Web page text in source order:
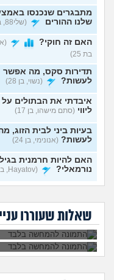
מתבגרים שנכנסו
שלנו ההורים
(שלי88, בת 40)
האם זה חוקי?
בת 25)
תדירות סקס, מה אפשר
לעשות?
(נשוי, בן 28)
איבדתי את הבתולים
ליווי (סתם מישהו, בן 17)
בעיות ביני לבית הזוג,
לעשות? (אנונימי, בן 24)
האם להיות חרמנית
נורמאלי?
(Hayatov, בת 40)
סוטה, בן 18)
6 שנים יחד עם הבן זוג,
לא מסתכל עליי ולא
מה לעשות?
(כינוי, בת 26)
לעשות?
(אנונימי, בת 19)
שאלות שעוררו
נפרדנו ברע ויש אצלו
לעשות?בת 30 עדיין בתולה,
כדאי ללכת לנער
ליווי?